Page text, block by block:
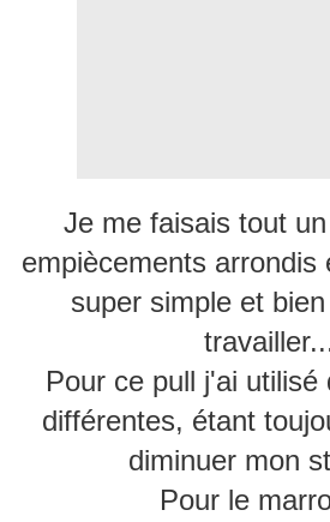
Je me faisais tout
empiècements arrondis
super simple et
Pour ce pull j'ai utilisé
différentes, étant
diminuer mon
Pour le